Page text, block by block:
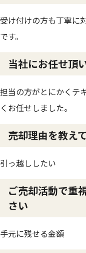
受け付けの方も丁寧に
です。
当社にお任せ頂
担当の方がとにかくテ
くお任せしました。
売却理由を教え
引っ越ししたい
ご売却活動で重
さい
手元に残せる金額